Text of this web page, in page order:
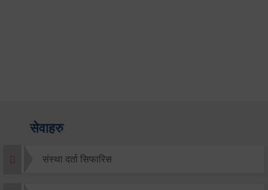
सेवाहरु
संस्था दर्ता सिफारिस